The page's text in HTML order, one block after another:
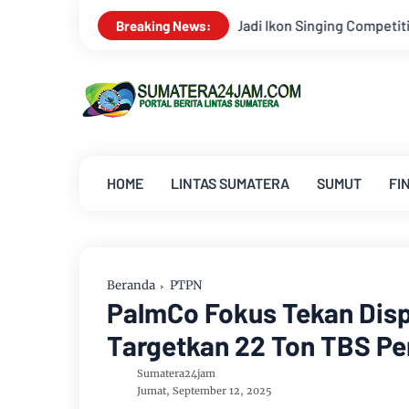
Breaking News:
Competition HUT Ke-81 RI Kejati Jambi Serahkan
HOME LINTAS SUMATERA SUMUT
Beranda PTPN
PalmCo Fokus Tekan
Targetkan 22 Ton TBS
Sumatera24jam
Jumat, September 12, 2025